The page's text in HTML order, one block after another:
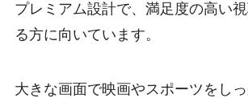
プレミアム設計で、満足度の高い
る方に向いています。
大きな画面で映画やスポーツをし